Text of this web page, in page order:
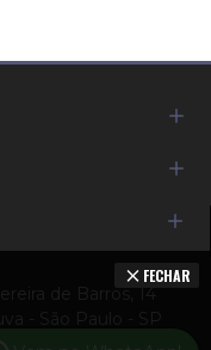
de Barros, 14
FECHAR